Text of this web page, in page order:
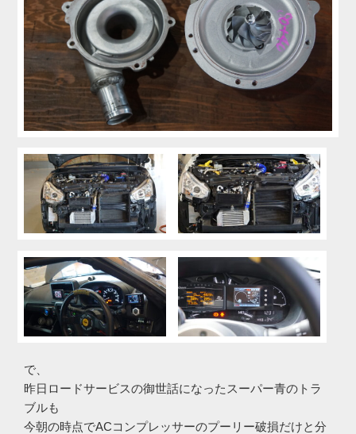
で、
昨日ロードサービスの御世話になったスーパー青のトラ
ブルも
今朝の時点でACコンプレッサーのプーリー破損だけと分